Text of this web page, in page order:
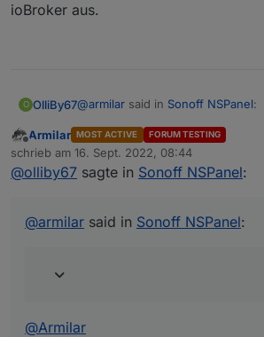
ioBroker aus.
O OlliBy67@armilar said in Sonoff NSPanel:
@olliby67sagte in
Lösung. Ich hab mein Skript
abgeändert.
Armilar
geändert.
Offline
Armilar MOST ACTIVE FORUM TESTING
schrieb am 16. Sept. 2022, 08:44
zuletzt editiert von
@olliby67 sagte in Sonoff NSPanel:
@armilar said in Sonoff NSPanel:
@Armilar